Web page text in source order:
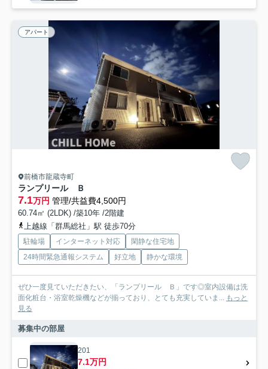
アパート
前橋市龍蔵寺町
ランプリール Ｂ
7.1万円 管理/共益費4,500円
60.74㎡ (2LDK) /築10年 /2階建
上越線「群馬総社」駅 徒歩70分
駐輪場 インターネット対応
閑静な住宅地
24時間緊急通報システム
好立地 静かな環境
ぜひ一度見ていただきたい、「ランプリール Ｂ」です◎室内設備は洗
面化粧台・浴室乾燥機などが揃っており、とても充実していま... もっと
見る
募集中の部屋
201
7.1万円